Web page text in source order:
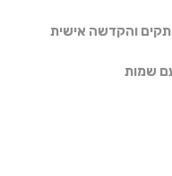
והקדשה אישית
עם שמות